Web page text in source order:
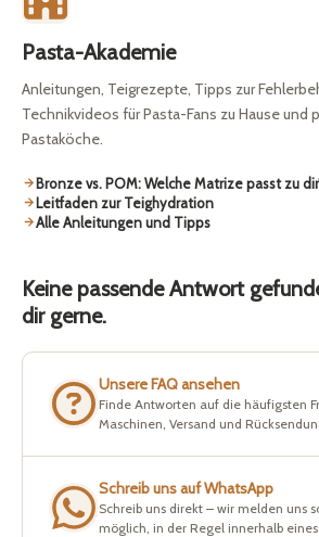
Pasta-Akademie
Anleitungen, Teigrezepte, Tipps zur
Technikvideos für Pasta-Fans zu Hause und
Pastaköche.
Bronze vs. POM: Welche Matrize passt zu
Leitfaden zur Teighydration
Alle Anleitungen und Tipps
Keine passende Antwort
dir gerne.
Unsere FAQ ansehen
Finde Antworten auf die häufigsten
Maschinen, Versand und
Schreib uns auf WhatsApp
Schreib uns direkt – wir melden uns
möglich, in der Regel innerhalb eines